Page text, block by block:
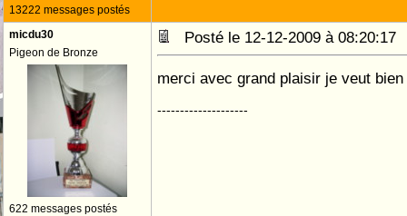
13222 messages postés
micdu30
Pigeon de Bronze
622 messages postés
Posté le 12-12-2009 à
merci avec grand plaisir je veut
--------------------